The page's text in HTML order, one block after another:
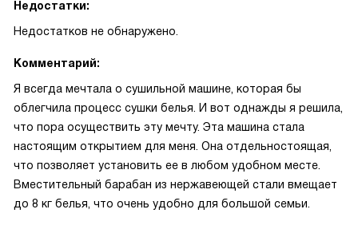
Недостатки:
Недостатков не обнаружено.
Комментарий:
Я всегда мечтала о сушильной машине, которая бы
облегчила процесс сушки белья. И вот однажды я решила,
что пора осуществить эту мечту. Эта машина стала
настоящим открытием для меня. Она отдельностоящая,
что позволяет установить ее в любом удобном месте.
Вместительный барабан из нержавеющей стали вмещает
до 8 кг белья, что очень удобно для большой семьи.